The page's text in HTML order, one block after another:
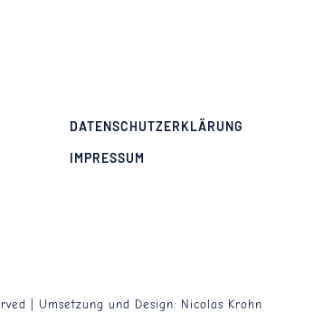
DATENSCHUTZERKLÄRUNG
IMPRESSUM
| Umsetzung und Design: Nicolas Krohn